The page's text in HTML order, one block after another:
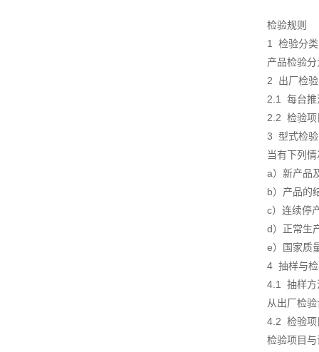
检验规则
1 检验
产品检验
2 出厂检
2.1 每台推
2.2 检验项
3 型式
当有下列
a）新产品
b）产品的
c）连续停
d）正常生
e）国家质
4 抽样与
4.1 抽样
从出厂检
4.2 检验
检验项目